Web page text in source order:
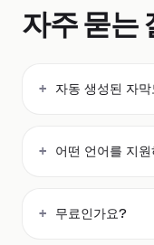
자주 묻는
자동 생성된 자
어떤 언어를 지
무료인가요?